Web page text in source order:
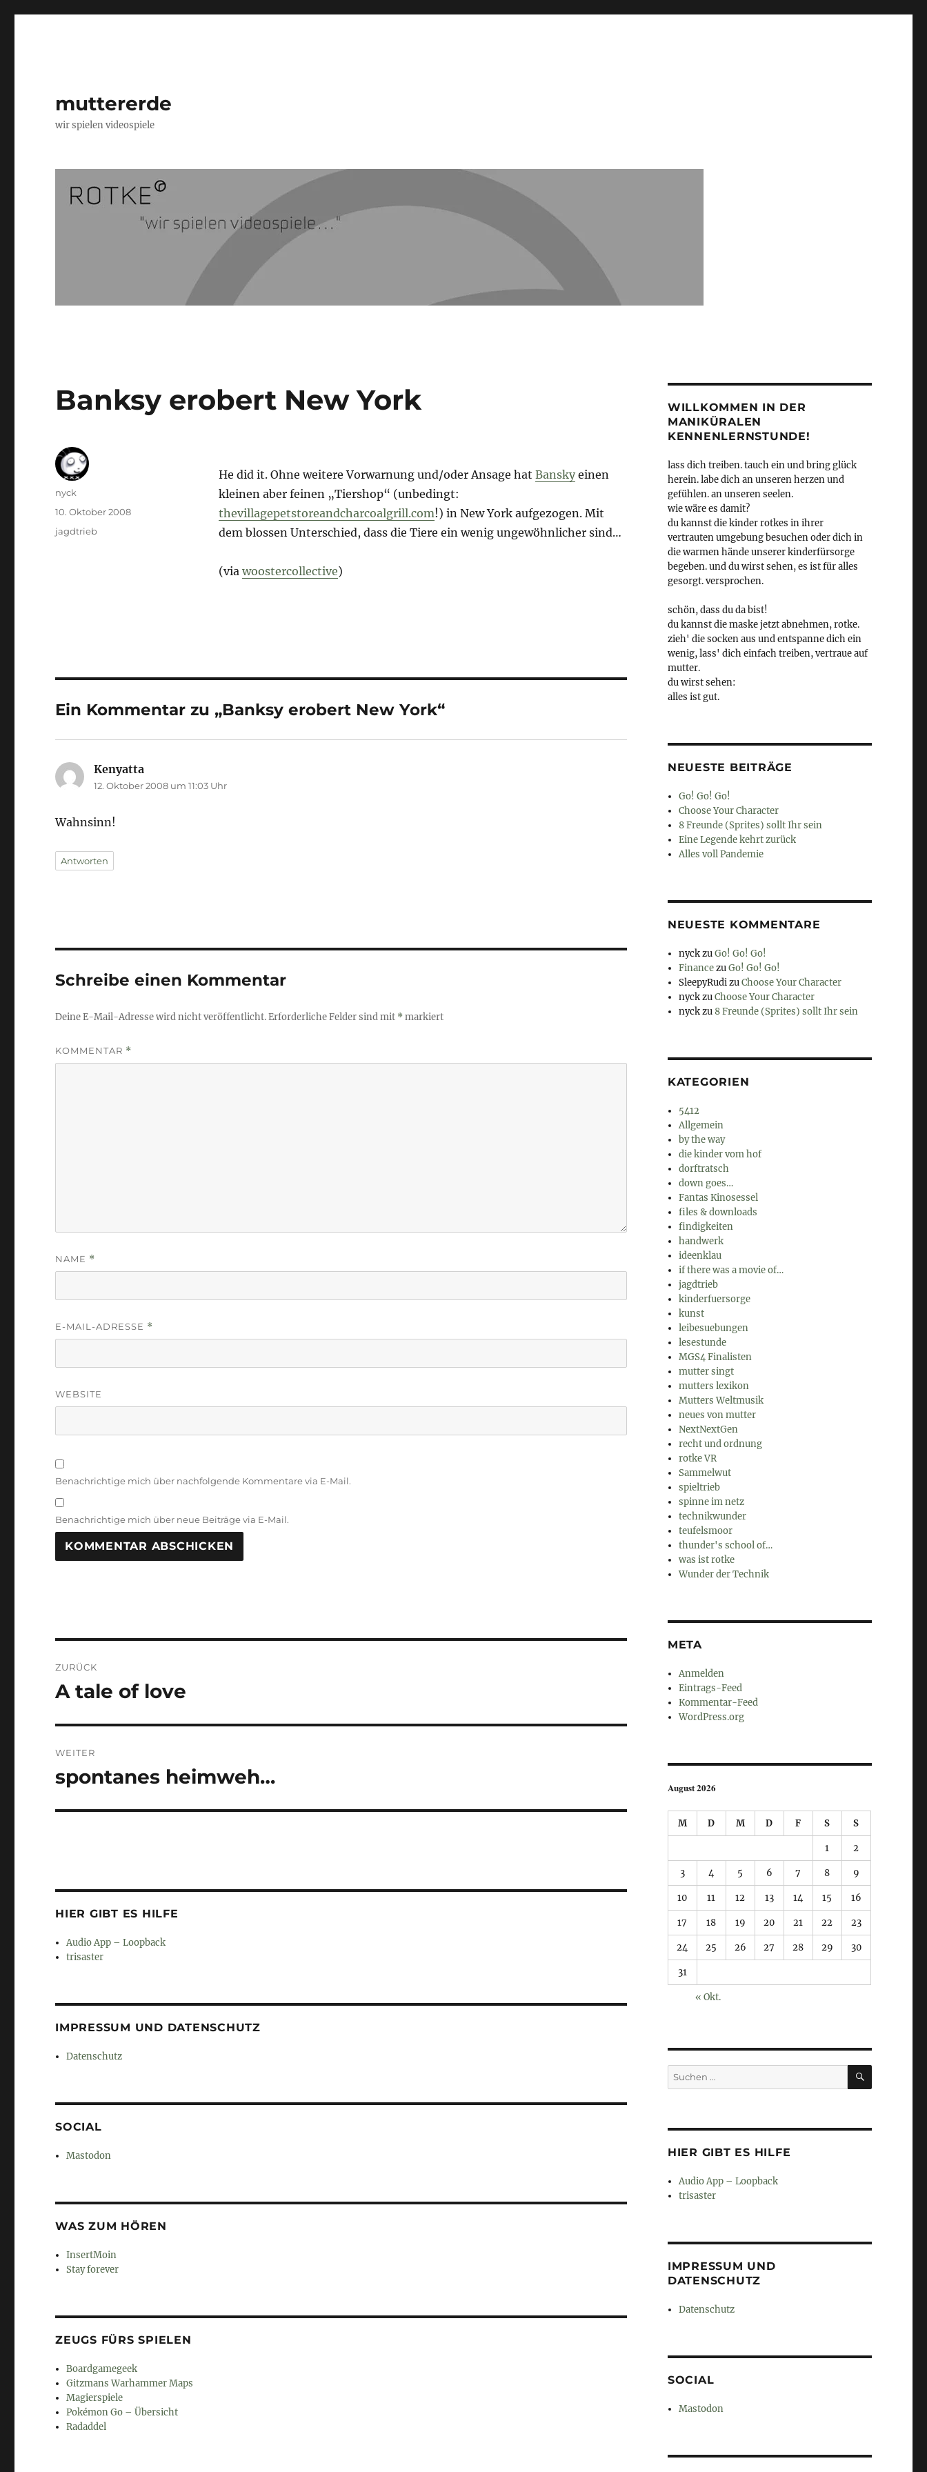
muttererde
wir spielen videospiele
Banksy erobert New York
He did it. Ohne weitere Vorwarnung und/oder Ansage hat Banskyeinen
kleinen aber feinen „Tiershop“ (unbedingt:
thevillagepetstoreandcharcoalgrill.com!) in New York aufgezogen. Mit
dem blossen Unterschied, dass die Tiere ein wenig ungewöhnlicher sind…
(via woostercollective)
Autor
nyck
Veröffentlicht
am
10. Oktober 2008
Kategorien
jagdtrieb
Ein Kommentar zu „Banksy erobert New York“
Kenyatta
12. Oktober 2008 um 11:03 Uhr
Wahnsinn!
Antworten
Schreibe einen Kommentar
Deine E-Mail-Adresse wird nicht veröffentlicht.Erforderliche Felder sind mit *markiert
KOMMENTAR *
NAME *
E-MAIL-ADRESSE *
WEBSITE
Benachrichtige mich über nachfolgende Kommentare via E-Mail.
Benachrichtige mich über neue Beiträge via E-Mail.
ZURÜCK
Vorheriger
A tale of love
WEITER
Nächster
spontanes heimweh…
HIER GIBT ES HILFE
Audio App – Loopback
trisaster
IMPRESSUM UND DATENSCHUTZ
Datenschutz
SOCIAL
Mastodon
WAS ZUM HÖREN
InsertMoin
Stay forever
ZEUGS FÜRS SPIELEN
Boardgamegeek
Gitzmans Warhammer Maps
Magierspiele
Pokémon Go – Übersicht
Radaddel
WILLKOMMEN IN DER
MANIKÜRALEN
KENNENLERNSTUNDE!
lass dich treiben. tauch ein und bring glück
herein. labe dich an unseren herzen und
gefühlen. an unseren seelen.
wie wäre es damit?
du kannst die kinder rotkes in ihrer
vertrauten umgebung besuchen oder dich in
die warmen hände unserer kinderfürsorge
begeben. und du wirst sehen, es ist für alles
gesorgt. versprochen.
schön, dass du da bist!
du kannst die maske jetzt abnehmen, rotke.
zieh' die socken aus und entspanne dich ein
wenig, lass' dich einfach treiben, vertraue auf
mutter.
du wirst sehen:
alles ist gut.
NEUESTE BEITRÄGE
Go! Go! Go!
Choose Your Character
8 Freunde (Sprites) sollt Ihr sein
Eine Legende kehrt zurück
Alles voll Pandemie
NEUESTE KOMMENTARE
nyckzuGo! Go! Go!
FinancezuGo! Go! Go!
SleepyRudizuChoose Your Character
nyckzuChoose Your Character
nyckzu 8 Freunde (Sprites) sollt Ihr sein
KATEGORIEN
5412
Allgemein
by the way
die kinder vom hof
dorftratsch
down goes…
Fantas Kinosessel
files & downloads
findigkeiten
handwerk
ideenklau
if there was a movie of…
jagdtrieb
kinderfuersorge
kunst
leibesuebungen
lesestunde
MGS4 Finalisten
mutter singt
mutters lexikon
Mutters Weltmusik
neues von mutter
NextNextGen
recht und ordnung
rotke VR
Sammelwut
spieltrieb
spinne im netz
technikwunder
teufelsmoor
thunder's school of…
was ist rotke
Wunder der Technik
META
Anmelden
Eintrags-Feed
Kommentar-Feed
WordPress.org
August 2026
M D M D F S S
1 2
3 4 5 6 7 8 9
10 11 12 13 14 15 16
17 18 19 20 21 22 23
24 25 26 27 28 29 30
31
« Okt.
Suchen
nach:
SUCHEN
HIER GIBT ES HILFE
Audio App – Loopback
trisaster
IMPRESSUM UND
DATENSCHUTZ
Datenschutz
SOCIAL
Mastodon